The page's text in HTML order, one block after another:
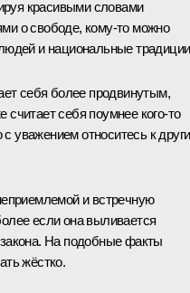
красивыми словами
о свободе, кому‑то можно
и национальные
себя более продвинутым,
себя поумнее кого‑то
с уважением относитесь к
и встречную
если она выливается
На подобные факты
жёстко.